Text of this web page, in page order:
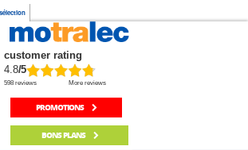
customer rating
4.8/5
598 reviews More reviews
PROMOTIONS
BONS PLANS